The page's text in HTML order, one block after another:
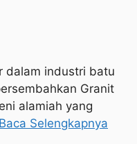
dalam industri batu
Granit
alamiah yang
Baca Selengkapnya